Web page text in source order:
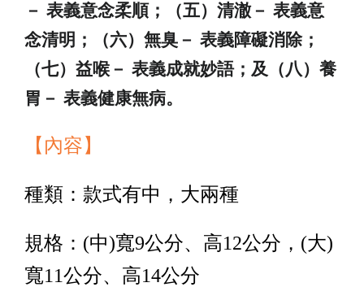
－ 表義意念柔順；（五）清澈－ 表義意
念清明；（六）無臭－ 表義障礙消除；
（七）益喉－ 表義成就妙語；及（八）養
胃－ 表義健康無病。
【內容】
種類：款式有中，大兩種
規格：(中)寬9公分、高12公分，(大)
寬11公分、高14公分